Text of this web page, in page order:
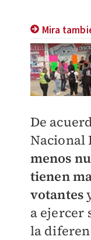
Mira
De
Nacional
menos
tienen
votantes
a ejercer
la